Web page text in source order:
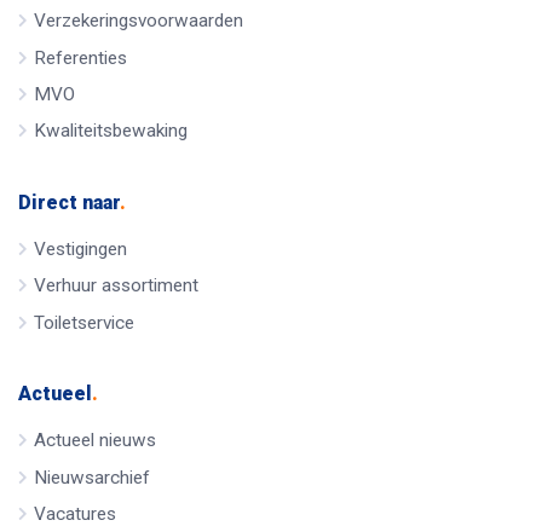
Verzekeringsvoorwaarden
Referenties
MVO
Kwaliteitsbewaking
Direct naar.
Vestigingen
Verhuur assortiment
Toiletservice
Actueel .
Actueel nieuws
Nieuwsarchief
Vacatures